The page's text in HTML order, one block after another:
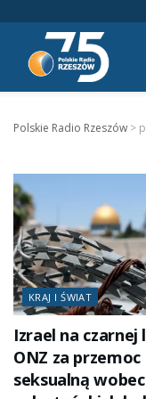
Polskie Radio Rzeszów >
KRAJ I ŚWIAT
Izrael na czarnej
ONZ za przemoc
seksualną wobec